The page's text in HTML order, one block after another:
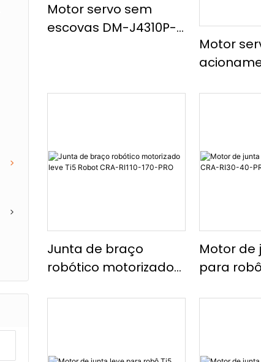
Motor servo sem
escovas DM-J4310P-
Motor
driver
Junta de braço
robótico motorizado
RI110-170-PRO
Motor de
para